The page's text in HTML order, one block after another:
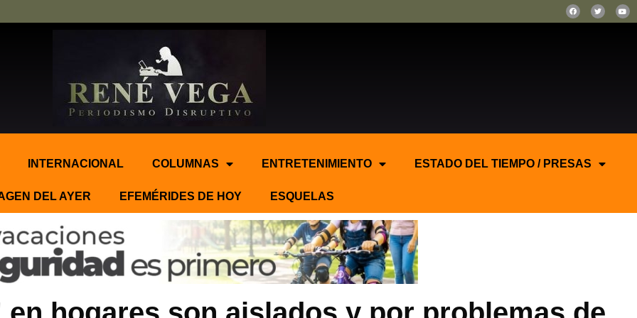
INTERNACIONAL COLUMNAS ENTRETENIMIENTO ESTADO DEL TIEMPO / PRESAS
DEL AYER EFEMÉRIDES DE HOY ESQUELAS